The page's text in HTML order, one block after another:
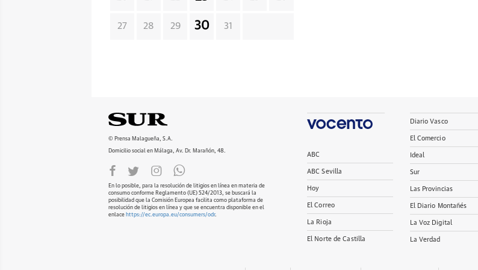
27 28 29 30 31
© Prensa Malagueña, S.A.
Domicilio social en Málaga, Av. Dr. Marañón, 48.
En lo posible, para la resolución de litigios en línea en materia de
consumo conforme Reglamento (UE) 524/2013, se buscará la
posibilidad que la Comisión Europea facilita como plataforma de
resolución de litigios en línea y que se encuentra disponible en el
enlace https://ec.europa.eu/consumers/odr.
ABC
ABC Sevilla
Hoy
El Correo
La Rioja
El Norte de Castilla
Diario Vasco
El Comercio
Ideal
Sur
Las Provincias
El Diario Montañés
La Voz Digital
La Verdad